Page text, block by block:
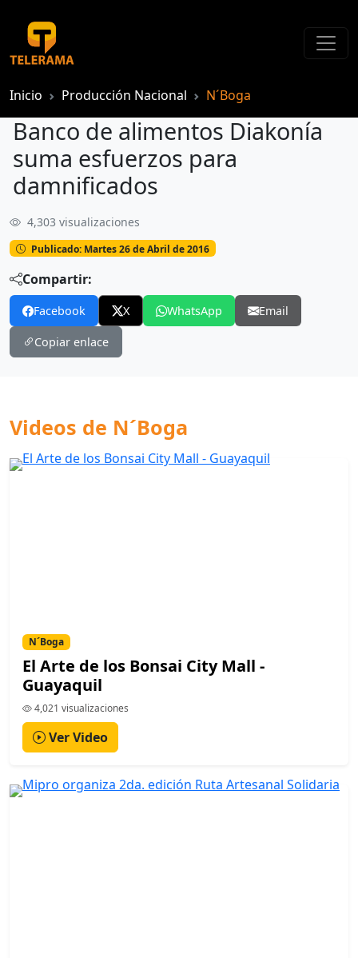
Inicio Producción Nacional N´Boga
Banco de alimentos Diakonía
suma esfuerzos para
damnificados
4,303 visualizaciones
Publicado: Martes 26 de Abril de 2016
Compartir:
Facebook X WhatsApp Email
Copiar enlace
Videos de N´Boga
N´Boga
El Arte de los Bonsai City Mall -
Guayaquil
4,021 visualizaciones
Ver Video